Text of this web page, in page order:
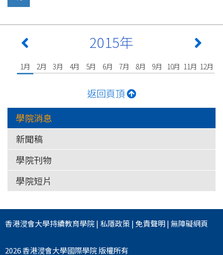
2015年
1月 2月 3月 4月 5月 6月 7月 8月 9月 10月 11月 12月
返回頁頂
學院消息
新聞稿
學院刊物
學院短片
香港浸會大學持續教育學院| 私隱政策|免責聲明|無障礙網頁
2026 香港浸會大學國際學院 版權所有